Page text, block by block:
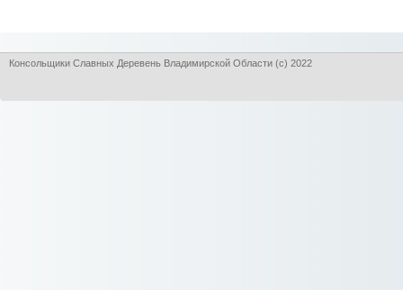
Консольщики Славных Деревень Владимирской Области (с) 2022